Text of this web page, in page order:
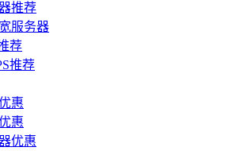
推荐
服务器
荐
推荐
惠
惠
优惠